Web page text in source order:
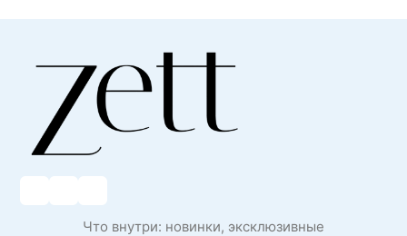
Что внутри: новинки, эксклюзивные